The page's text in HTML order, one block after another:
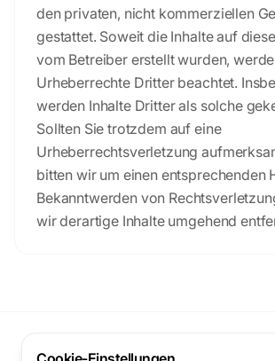
den privaten, nicht kommerziellen
gestattet. Soweit die Inhalte auf
vom Betreiber erstellt wurden,
Urheberrechte Dritter beachtet.
werden Inhalte Dritter als solche
Sollten Sie trotzdem auf eine
Urheberrechtsverletzung
bitten wir um einen entsprechenden
Bekanntwerden von
wir derartige Inhalte umgehend
TurnierPro